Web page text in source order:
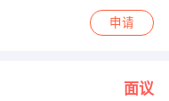
申请
面议